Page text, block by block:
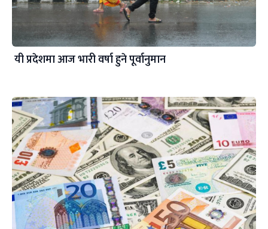
यी प्रदेशमा आज भारी वर्षा हुने पूर्वानुमान